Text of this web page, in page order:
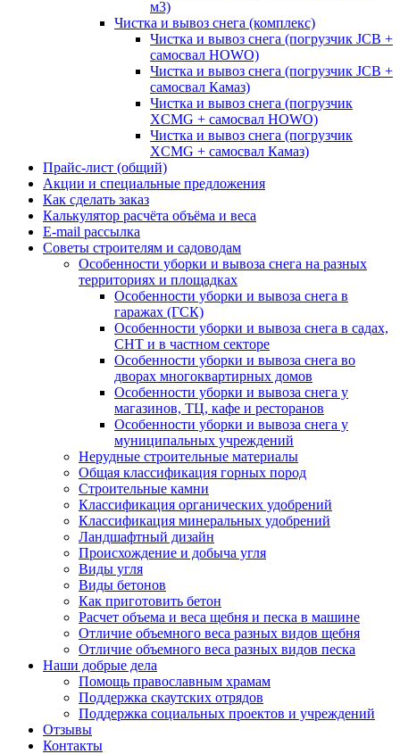
м3)
Чистка и вывоз снега (комплекс)
Чистка и вывоз снега (погрузчик JCB +
самосвал HOWO)
Чистка и вывоз снега (погрузчик JCB +
самосвал Камаз)
Чистка и вывоз снега (погрузчик
XCMG + самосвал HOWO)
Чистка и вывоз снега (погрузчик
XCMG + самосвал Камаз)
Прайс-лист (общий)
Акции и специальные предложения
Как сделать заказ
Калькулятор расчёта объёма и веса
E-mail рассылка
Советы строителям и садоводам
Особенности уборки и вывоза снега на разных
территориях и площадках
Особенности уборки и вывоза снега в
гаражах (ГСК)
Особенности уборки и вывоза снега в садах,
СНТ и в частном секторе
Особенности уборки и вывоза снега во
дворах многоквартирных домов
Особенности уборки и вывоза снега у
магазинов, ТЦ, кафе и ресторанов
Особенности уборки и вывоза снега у
муниципальных учреждений
Нерудные строительные материалы
Общая классификация горных пород
Строительные камни
Классификация органических удобрений
Классификация минеральных удобрений
Ландшафтный дизайн
Происхождение и добыча угля
Виды угля
Виды бетонов
Как приготовить бетон
Расчет объема и веса щебня и песка в машине
Отличие объемного веса разных видов щебня
Отличие объемного веса разных видов песка
Наши добрые дела
Помощь православным храмам
Поддержка скаутских отрядов
Поддержка социальных проектов и учреждений
Отзывы
Контакты